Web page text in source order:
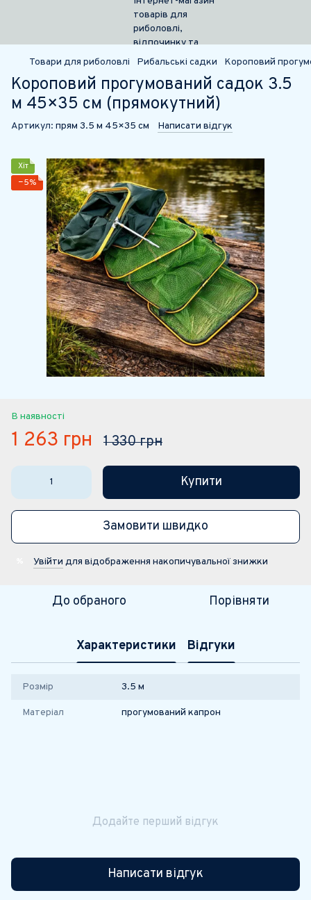
Товари для риболовлі Рибальські садки Короповий
Короповий прогумований садок 3.5
м 45×35 см (прямокутний)
Артикул: прям 3.5 м 45×35 см Написати відгук
Хіт
−5%
В наявності
1 263 грн 1 330 грн
Купити
Замовити швидко
Увійти для відображення накопичувальної знижки
До обраного Порівняти
Характеристики Відгуки
Розмір 3.5 м
Матеріал прогумований капрон
Додайте перший відгук
Написати відгук